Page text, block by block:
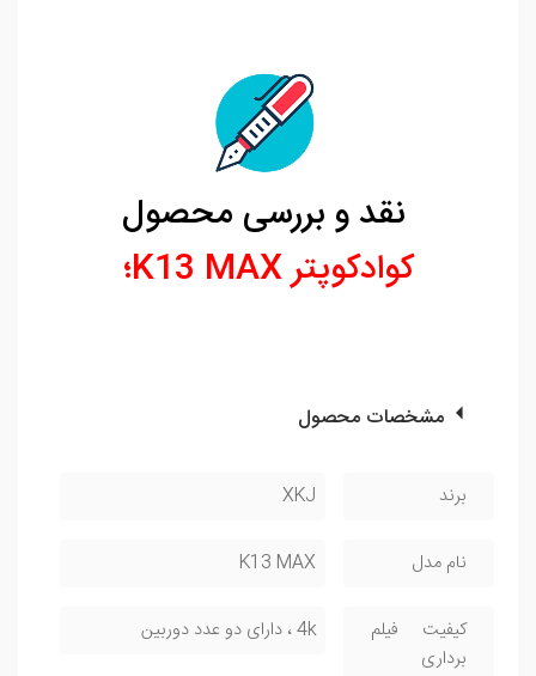
نقد و بررسی محصول
کوادکوپتر K13 MAX؛
مشخصات محصول
برند XKJ
نام مدل K13 MAX
کیفیت فیلم
برداری
4k ، دارای دو عدد دوربین